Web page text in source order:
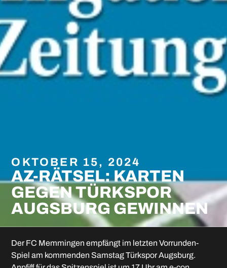
OKTOBER 15, 2024
AZ-RÄTSEL: KARTEN
GEGEN TÜRKSPOR
AUGSBURG GEWINNEN
Der FC Memmingen empfängt im letzten Vorrunden-
Spiel am kommenden Samstag Türkspor Augsburg.